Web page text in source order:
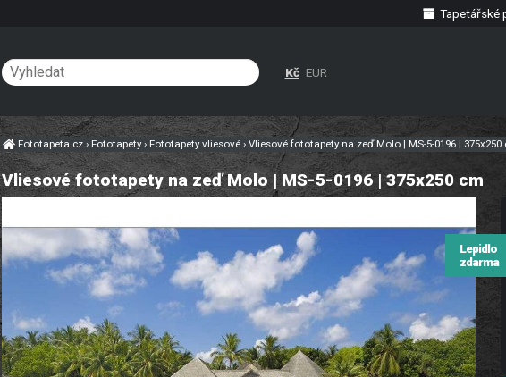
Vliesové fototapety na zeď Molo | MS-5-0196 | 375x250 cm
Lepidlo
zdarma
Tapetářské
Fototapeta.cz› Fototapety› Fototapety vliesové ›Vliesové fototapety na zeď Molo | MS-5-0196 | 375x250
Kč EUR